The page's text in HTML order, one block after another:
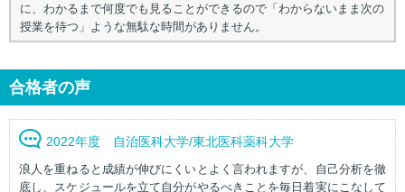
に、わかるまで何度でも見ることができるので「わからないまま次の
授業を待つ」ような無駄な時間がありません。
合格者の声
2022年度 自治医科大学/東北医科薬科大学
浪人を重ねると成績が伸びにくいとよく言われますが、自己分析を徹
底し、スケジュールを立て自分がやるべきことを毎日着実にこなして